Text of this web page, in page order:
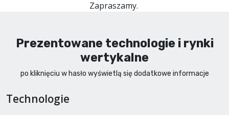
Zapraszamy.
Prezentowane technologie i rynki
wertykalne
po kliknięciu w hasło wyświetlą się dodatkowe informacje
Technologie